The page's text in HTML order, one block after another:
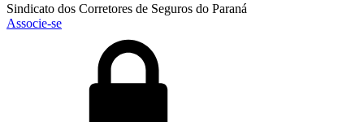
Sindicato dos Corretores de Seguros do Paraná
Associe-se